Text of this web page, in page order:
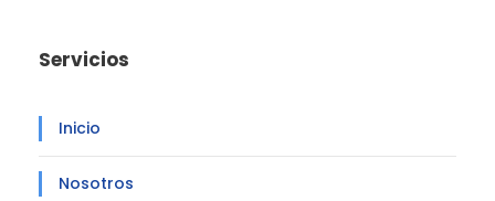
Servicios
Inicio
Nosotros